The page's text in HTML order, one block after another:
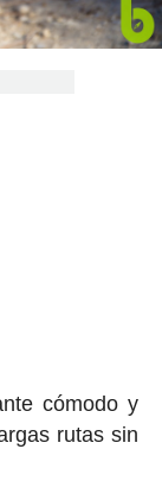
cómodo y
rutas sin